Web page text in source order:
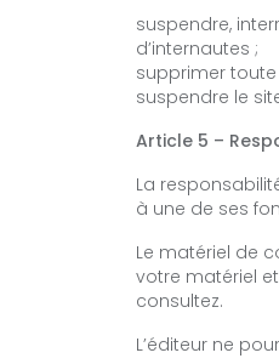
suspendre,
d’internautes ;
supprimer
suspendre le
Article 5 –
La
à une de ses
Le matériel de
votre matériel
consultez.
L’éditeur ne